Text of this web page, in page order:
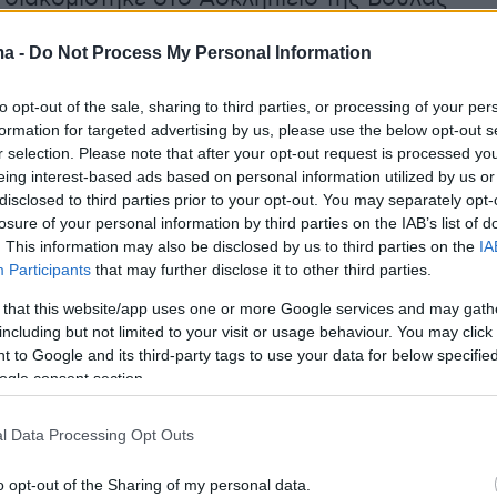
- Do Not Process My Personal Information
opt-out of the sale, sharing to third parties, or processing of your
for targeted advertising by us, please use the below opt-out
selection. Please note that after your opt-out request is processed
interest-based ads based on personal information utilized by us
to third parties prior to your opt-out. You may separately
of your personal information by third parties on the IAB’s list of
This information may also be disclosed by us to third parties on the
Participants that may further disclose it to other third parties.
that this website/app uses one or more Google services and may
but not limited to your visit or usage behaviour. You may
to Google and its third-party tags to use your data for below
consent section.
Data Processing Opt Outs
opt-out of the Sharing of my personal data.
στο πόδι.
v-crfi5ge45xkh)
συγγενή του ενός παιδιού, οι δύο
από βόλτα όταν από αυτοκίνητο
άνδρας μιλώντας κάποια ξένη γλώσσα. Ο
του ήταν σαν να τους βρίζει και στα 5
στο πόδι και χτύπησε το ένα παιδί.